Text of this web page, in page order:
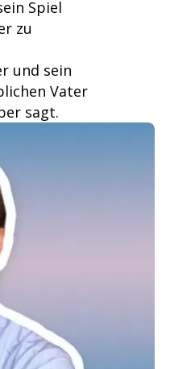
Spiel
zu
und sein
Vater
sagt.